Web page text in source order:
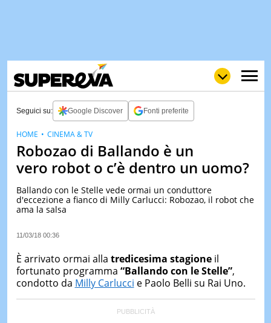
STORIE
TEST
Seguici su: Google Discover Fonti preferite
Robozao di Ballando è un
vero robot o c’è dentro un uomo?
Ballando con le Stelle vede ormai un conduttore
d'eccezione a fianco di Milly Carlucci: Robozao, il robot che
ama la salsa
11/03/18 00:36
HOME CINEMA & TV
È arrivato ormai alla tredicesima stagione il
fortunato programma “Ballando con le Stelle”,
condotto da Milly Carlucci e Paolo Belli su Rai Uno.